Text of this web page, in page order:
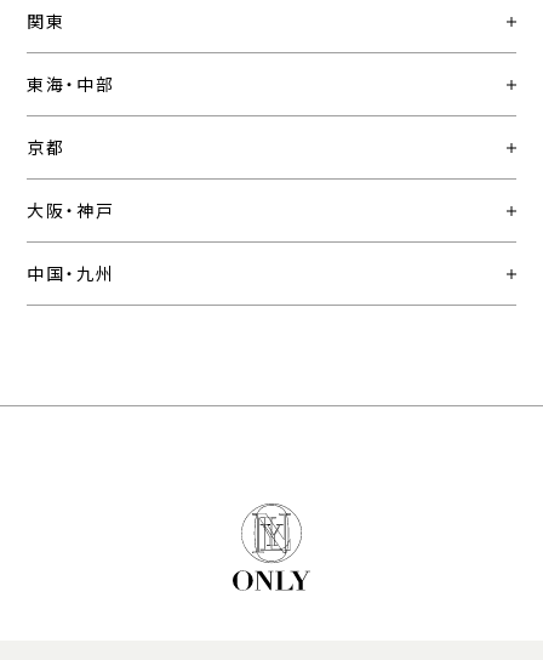
関東
東海・中部
京都
大阪・神戸
中国・九州